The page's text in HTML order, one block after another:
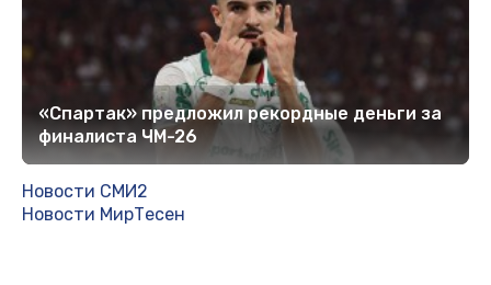
«Спартак» предложил рекордные деньги за
финалиста ЧМ-26
Новости СМИ2
Новости МирТесен